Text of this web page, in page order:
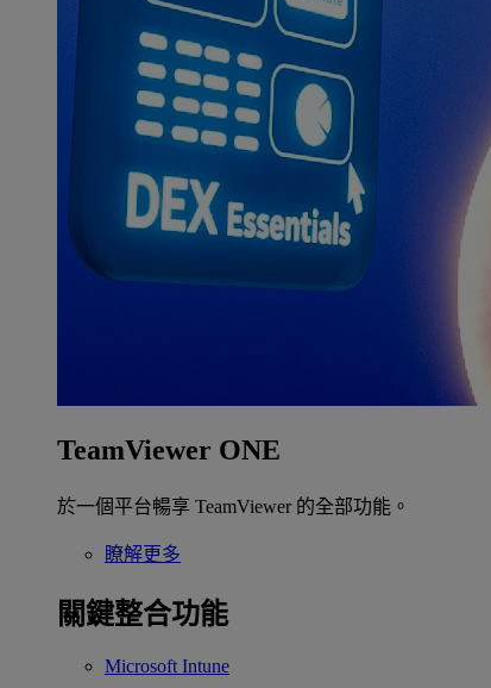
TeamViewer ONE
於一個平台暢享 TeamViewer 的全部功能。
瞭解更多
關鍵整合功能
Microsoft Intune